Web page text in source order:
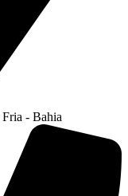
- Bahia